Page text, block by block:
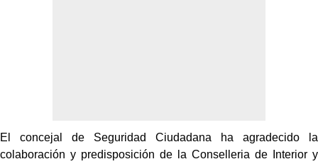
El concejal de Seguridad Ciudadana ha agradecido la
colaboración y predisposición de la Conselleria de Interior y